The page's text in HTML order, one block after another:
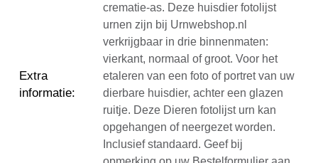
Extra
informatie:
crematie-as. Deze huisdier fotolijst
urnen zijn bij Urnwebshop.nl
verkrijgbaar in drie binnenmaten:
vierkant, normaal of groot. Voor het
etaleren van een foto of portret van uw
dierbare huisdier, achter een glazen
ruitje. Deze Dieren fotolijst urn kan
opgehangen of neergezet worden.
Inclusief standaard. Geef bij